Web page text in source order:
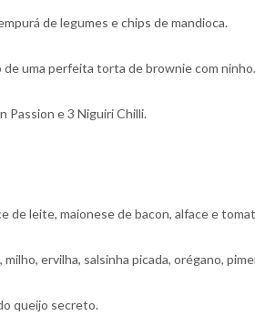
de legumes e chips de mandioca.
de uma perfeita torta de brownie com ninho.
Passion e 3 Niguiri Chilli.
leite, maionese de bacon, alface e
ervilha, salsinha picada, orégano,
queijo secreto.